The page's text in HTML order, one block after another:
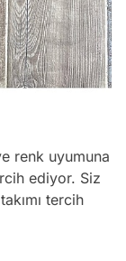
renk uyumuna
ediyor. Siz
tercih